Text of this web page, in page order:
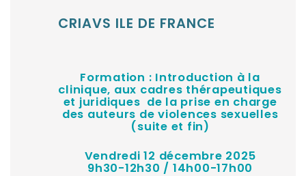
CRIAVS ILE DE FRANCE
Formation : Introduction à la
clinique, aux cadres thérapeutiques
et juridiques de la prise en charge
des auteurs de violences sexuelles
(suite et fin)
Vendredi 12 décembre 2025
9h30-12h30 / 14h00-17h00